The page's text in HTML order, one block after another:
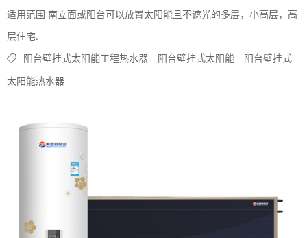
适用范围 南立面或阳台可以放置太阳能且不遮光的多层，小高层，高
层住宅.
阳台壁挂式太阳能工程热水器
阳台壁挂式太阳能
阳台壁挂式
太阳能热水器